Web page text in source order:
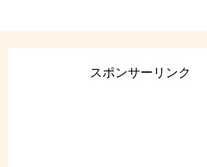
スポンサーリンク